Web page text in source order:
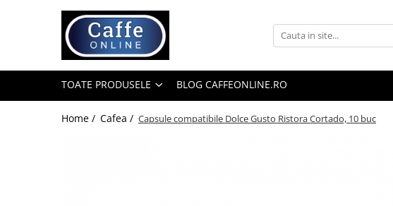
Toate Produsele
Capsule Cafea
TOATE PRODUSELE BLOG CAFFEONLINE.RO
Home / Cafea / Capsule compatibile Dolce Gusto Ristora Cortado, 10 buc